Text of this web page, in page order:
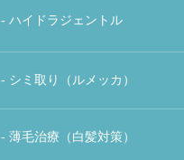
- ハイドラジェントル
- シミ取り（ルメッカ）
- 薄毛治療（白髪対策）